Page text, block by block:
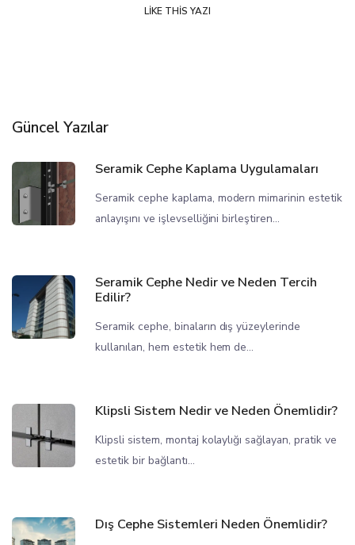
LIKE THIS YAZI
Güncel Yazılar
Seramik Cephe Kaplama Uygulamaları
Seramik cephe kaplama, modern mimarinin estetik
anlayışını ve işlevselliğini birleştiren...
Seramik Cephe Nedir ve Neden Tercih
Edilir?
Seramik cephe, binaların dış yüzeylerinde
kullanılan, hem estetik hem de...
Klipsli Sistem Nedir ve Neden Önemlidir?
Klipsli sistem, montaj kolaylığı sağlayan, pratik ve
estetik bir bağlantı...
Dış Cephe Sistemleri Neden Önemlidir?